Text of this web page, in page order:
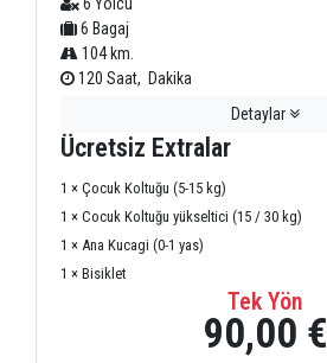
6 Yolcu
6 Bagaj
104 km.
120 Saat, Dakika
Detaylar
Ücretsiz Extralar
1 × Çocuk Koltuğu (5-15 kg)
1 × Cocuk Koltuğu yükseltici (15 / 30 kg)
1 × Ana Kucagi (0-1 yas)
1 × Bisiklet
Tek Yön
90,00 €